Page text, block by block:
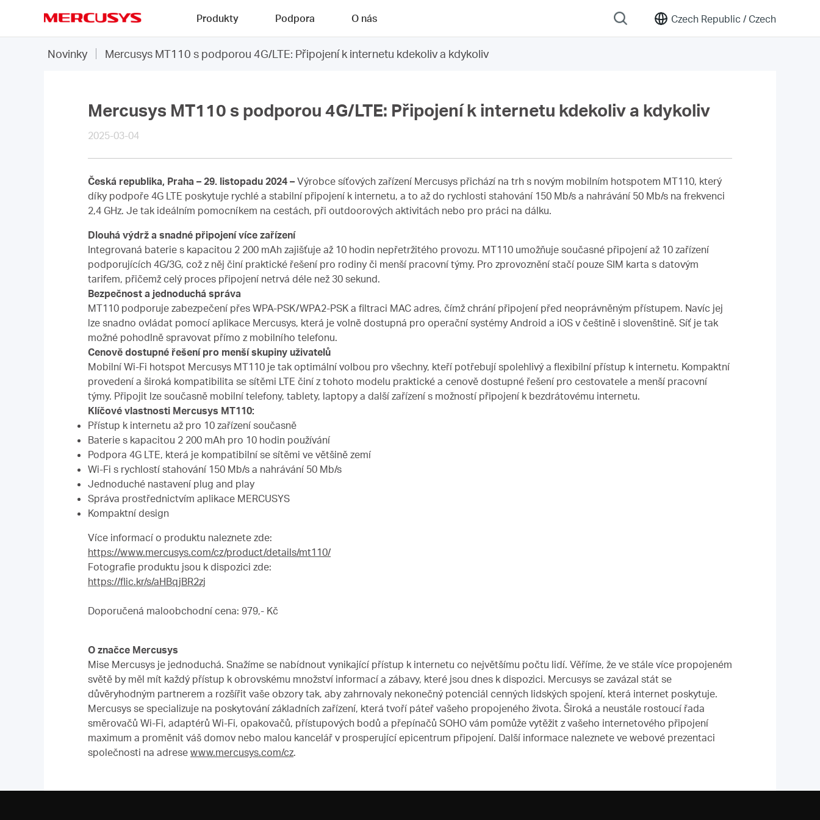
Czech Republic / Czech
Produkty Podpora O nás
Novinky Mercusys MT110 s podporou 4G/LTE: Připojení k internetu kdekoliv a kdykoliv
Mercusys MT110 s podporou 4G/LTE: Připojení k internetu kdekoliv a kdykoliv
2025-03-04
Česká republika, Praha – 29. listopadu 2024 – Výrobce síťových zařízení Mercusys přichází na trh s novým mobilním hotspotem MT110, který
díky podpoře 4G LTE poskytuje rychlé a stabilní připojení k internetu, a to až do rychlosti stahování 150 Mb/s a nahrávání 50 Mb/s na frekvenci
2,4 GHz. Je tak ideálním pomocníkem na cestách, při outdoorových aktivitách nebo pro práci na dálku.
Dlouhá výdrž a snadné připojení více zařízení
Integrovaná baterie s kapacitou 2 200 mAh zajišťuje až 10 hodin nepřetržitého provozu. MT110 umožňuje současné připojení až 10 zařízení
podporujících 4G/3G, což z něj činí praktické řešení pro rodiny či menší pracovní týmy. Pro zprovoznění stačí pouze SIM karta s datovým
tarifem, přičemž celý proces připojení netrvá déle než 30 sekund.
Bezpečnost a jednoduchá správa
MT110 podporuje zabezpečení přes WPA-PSK/WPA2-PSK a filtraci MAC adres, čímž chrání připojení před neoprávněným přístupem. Navíc jej
lze snadno ovládat pomocí aplikace Mercusys, která je volně dostupná pro operační systémy Android a iOS v češtině i slovenštině. Síť je tak
možné pohodlně spravovat přímo z mobilního telefonu.
Cenově dostupné řešení pro menší skupiny uživatelů
Mobilní Wi-Fi hotspot Mercusys MT110 je tak optimální volbou pro všechny, kteří potřebují spolehlivý a flexibilní přístup k internetu. Kompaktní
provedení a široká kompatibilita se sítěmi LTE činí z tohoto modelu praktické a cenově dostupné řešení pro cestovatele a menší pracovní
týmy. Připojit lze současně mobilní telefony, tablety, laptopy a další zařízení s možností připojení k bezdrátovému internetu.
Klíčové vlastnosti Mercusys MT110:
Přístup k internetu až pro 10 zařízení současně
Baterie s kapacitou 2 200 mAh pro 10 hodin používání
Podpora 4G LTE, která je kompatibilní se sítěmi ve většině zemí
Wi-Fi s rychlostí stahování 150 Mb/s a nahrávání 50 Mb/s
Jednoduché nastavení plug and play
Správa prostřednictvím aplikace MERCUSYS
Kompaktní design
Více informací o produktu naleznete zde:
https://www.mercusys.com/cz/product/details/mt110/
Fotografie produktu jsou k dispozici zde:
https://flic.kr/s/aHBqjBR2zj
Doporučená maloobchodní cena: 979,- Kč
O značce Mercusys
Mise Mercusys je jednoduchá. Snažíme se nabídnout vynikající přístup k internetu co největšímu počtu lidí. Věříme, že ve stále více propojeném
světě by měl mít každý přístup k obrovskému množství informací a zábavy, které jsou dnes k dispozici. Mercusys se zavázal stát se
důvěryhodným partnerem a rozšířit vaše obzory tak, aby zahrnovaly nekonečný potenciál cenných lidských spojení, která internet poskytuje.
Mercusys se specializuje na poskytování základních zařízení, která tvoří páteř vašeho propojeného života. Široká a neustále rostoucí řada
směrovačů Wi-Fi, adaptérů Wi-Fi, opakovačů, přístupových bodů a přepínačů SOHO vám pomůže vytěžit z vašeho internetového připojení
maximum a proměnit váš domov nebo malou kancelář v prosperující epicentrum připojení. Další informace naleznete ve webové prezentaci
společnosti na adrese www.mercusys.com/cz.